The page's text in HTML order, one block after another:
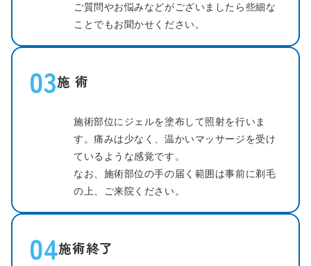
ご質問やお悩みなどがございましたら些細な
ことでもお聞かせください。
03施 術
施術部位にジェルを塗布して照射を行いま
す。痛みは少なく、温かいマッサージを受け
ているような感覚です。
なお、施術部位の手の届く範囲は事前に剃毛
の上、ご来院ください。
04施術終了